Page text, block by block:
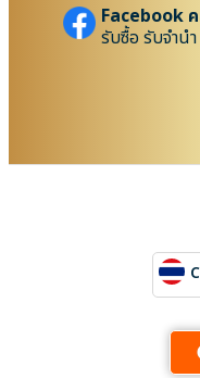
Facebook
รับซื้อ รับจำนำ